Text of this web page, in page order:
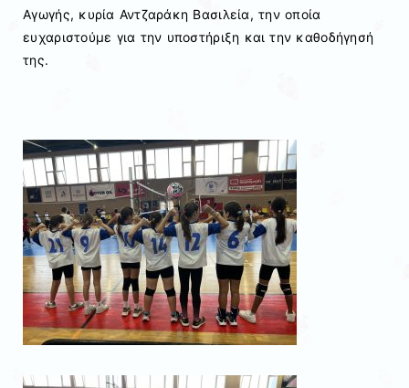
Αγωγής, κυρία Αντζαράκη Βασιλεία, την οποία
ευχαριστούμε για την υποστήριξη και την καθοδήγησή
της.